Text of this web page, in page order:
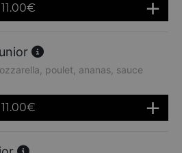
11.00€
poulet, ananas, sauce
11.00€